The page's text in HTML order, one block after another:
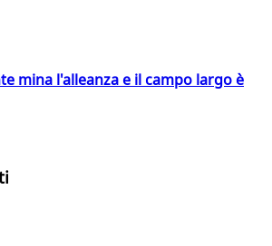
mina l'alleanza e il campo largo è